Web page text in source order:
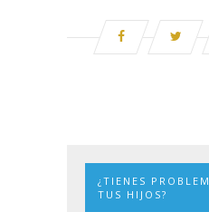
¿TIENES
TUS HIJOS?